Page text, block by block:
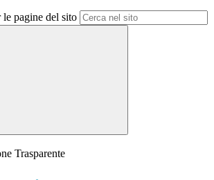
pagine del sito
Trasparente